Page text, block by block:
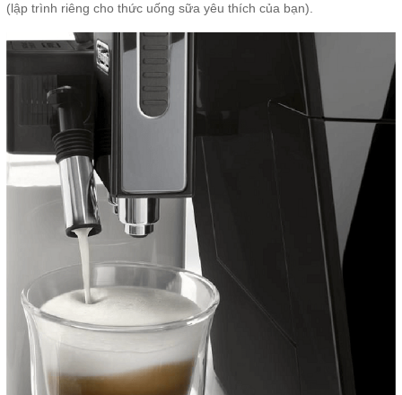
(lập trình riêng cho thức uống sữa yêu thích của bạn).